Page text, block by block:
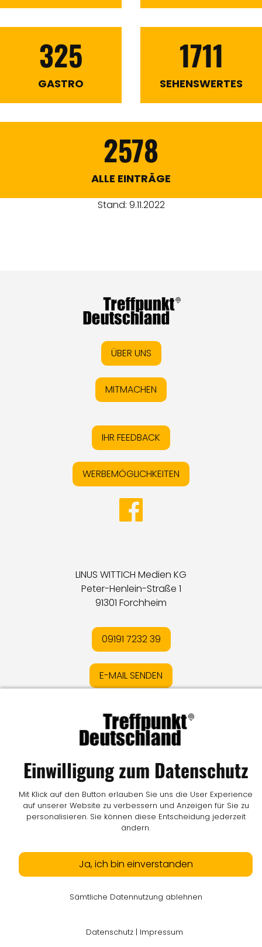
325
GASTRO
1711
SEHENSWERTES
2578
ALLE EINTRÄGE
Stand: 9.11.2022
ÜBER UNS
MITMACHEN
IHR FEEDBACK
WERBEMÖGLICHKEITEN
LINUS WITTICH Medien KG
Peter-Henlein-Straße 1
91301 Forchheim
09191 7232 39
E-MAIL SENDEN
DatenschutzIOnline-Streitschlichtung
MediadatenIKontaktIVertrag widerrufen
© LW Medien GmbH
Einwilligung zum Datenschutz
Mit Klick auf den Button erlauben Sie uns die User Experience
auf unserer Website zu verbessern und Anzeigen für Sie zu
personalisieren. Sie können diese Entscheidung jederzeit
ändern.
Ja, ich bin einverstanden
Sämtliche Datennutzung ablehnen
Datenschutz | Impressum